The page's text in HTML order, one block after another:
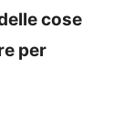
cose
per